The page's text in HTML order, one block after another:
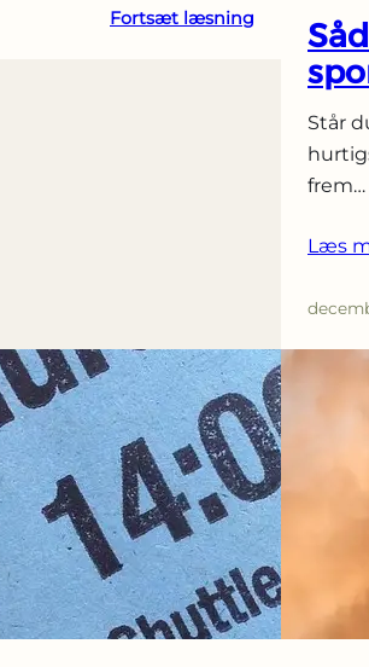
Fortsæt læsning
billetter
græske
Står
frem…
Læs